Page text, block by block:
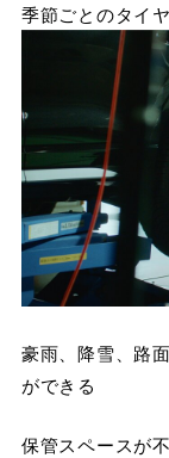
季節ごとのタイ
豪雨、降雪、路
ができる
保管スペースが